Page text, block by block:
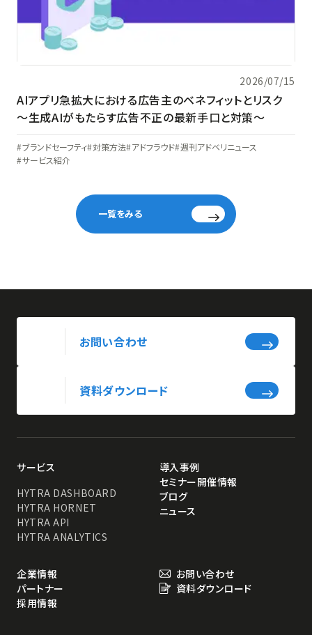
2026/07/15
AIアプリ急拡大における広告主のベネフィットとリスク
〜生成AIがもたらす広告不正の最新手口と対策〜
ブランドセーフティ 対策方法 アドフラウド 週刊アドベリニュース
サービス紹介
一覧をみる
お問い合わせ
資料ダウンロード
サービス
HYTRA DASHBOARD
HYTRA HORNET
HYTRA API
HYTRA ANALYTICS
導入事例
セミナー開催情報
ブログ
ニュース
企業情報
パートナー
採用情報
お問い合わせ
資料ダウンロード